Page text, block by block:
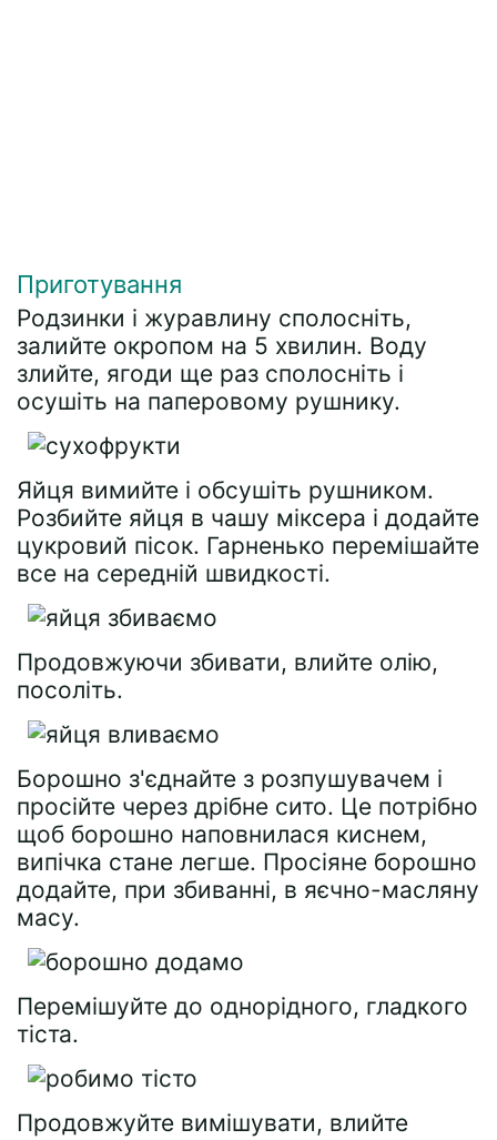
Приготування
Родзинки і журавлину сполосніть,
залийте окропом на 5 хвилин. Воду
злийте, ягоди ще раз сполосніть і
осушіть на паперовому рушнику.
Яйця вимийте і обсушіть рушником.
Розбийте яйця в чашу міксера і додайте
цукровий пісок. Гарненько перемішайте
все на середній швидкості.
Продовжуючи збивати, влийте олію,
посоліть.
Борошно з'єднайте з розпушувачем і
просійте через дрібне сито. Це потрібно
щоб борошно наповнилася киснем,
випічка стане легше. Просіяне борошно
додайте, при збиванні, в яєчно-масляну
масу.
Перемішуйте до однорідного, гладкого
тіста.
Продовжуйте вимішувати, влийте